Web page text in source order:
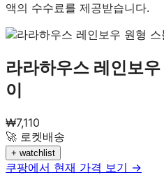
액의 수수료를 제공받습니다.
라라하우스 레인보
이
₩7,110
🚀 로켓배송
+ watchlist
쿠팡에서 현재 가격 보기 →